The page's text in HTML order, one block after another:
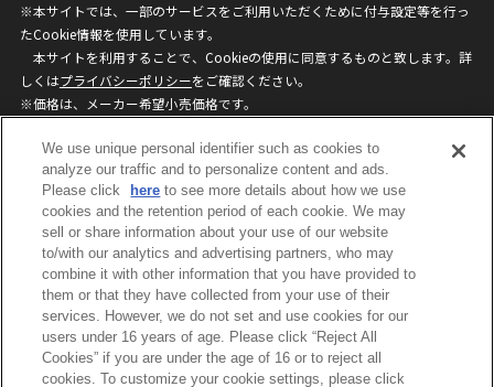
※本サイトでは、一部のサービスをご利用いただくために付与設定等を行っ
たCookie情報を使用しています。
本サイトを利用することで、Cookieの使用に同意するものと致します。詳
しくはプライバシーポリシーをご確認ください。
※価格は、メーカー希望小売価格です。
ざいますのでご了承ください。
privacypolicy
Do Not Sell or Share My
Personal Information
ウェブサイトご利用条件
ソーシャルメディアポリシー
個人情報保護方針
お問い合わせ
©BANDAI
We use unique personal identifier such as cookies to
analyze our traffic and to personalize content and ads.
Please click
here to see more details about how we use
cookies and the retention period of each cookie. We may
sell or share information about your use of our website
to/with our analytics and advertising partners, who may
combine it with other information that you have provided to
them or that they have collected from your use of their
services. However, we do not set and use cookies for our
users under 16 years of age. Please click “Reject All
Cookies” if you are under the age of 16 or to reject all
cookies. To customize your cookie settings, please click